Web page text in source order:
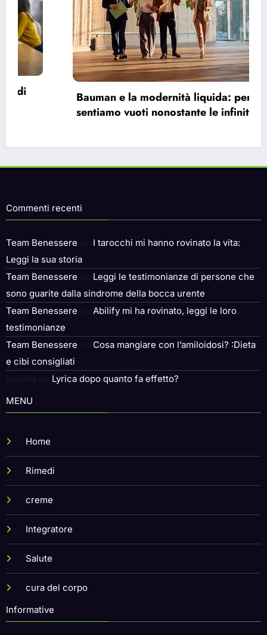
Bauman e la modernità liquida: perché ci
sentiamo vuoti nonostante le infinite
Commenti recenti
Team Benessere
I tarocchi mi hanno rovinato la vita:
Leggi la sua storia
Team Benessere
Leggi le testimonianze di persone che
sono guarite dalla sindrome della bocca urente
Team Benessere
Abilify mi ha rovinato, leggi le loro
testimonianze
Team Benessere
Cosa mangiare con l’amiloidosi? :Dieta
e cibi consigliati
Lyrica dopo quanto fa effetto?
MENU
Home
Rimedi
creme
Integratore
Salute
cura del corpo
Informative